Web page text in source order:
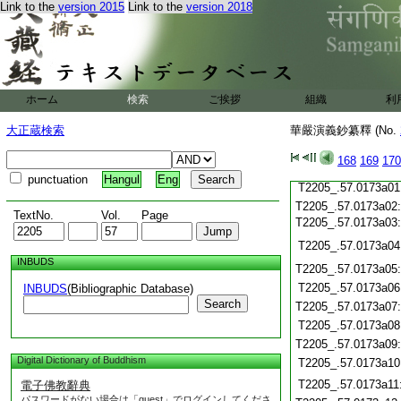
Link to the version 2015 Link to the version 2018
ホーム 検索 ご挨拶 組織 利
大正蔵検索
punctuation Hangul Eng
TextNo. Vol. Page
INBUDS
INBUDS(Bibliographic Database)
Search
Digital Dictionary of Buddhism
電子佛教辭典
華嚴演義鈔纂釋 (No.
168 169 170